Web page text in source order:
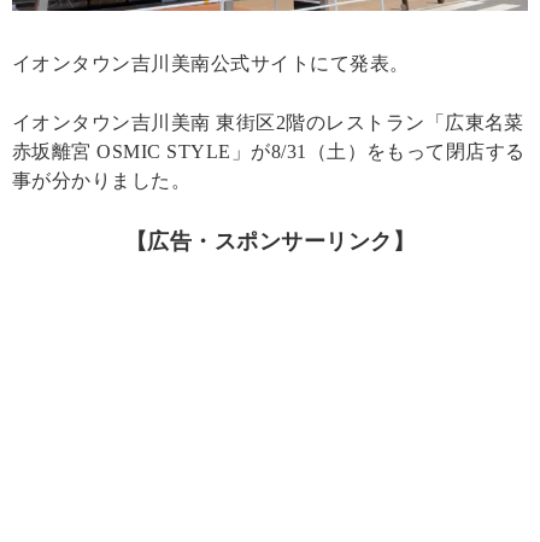
イオンタウン吉川美南公式サイトにて発表。
イオンタウン吉川美南 東街区2階のレストラン「広東名菜
赤坂離宮 OSMIC STYLE」が8/31（土）をもって閉店する
事が分かりました。
【広告・スポンサーリンク】